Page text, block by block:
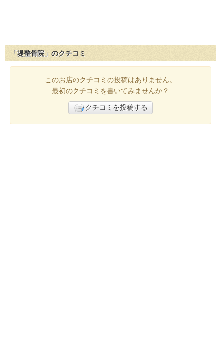
「堤整骨院」のクチコミ
このお店のクチコミの投稿はありません。
最初のクチコミを書いてみませんか？
クチコミを投稿する